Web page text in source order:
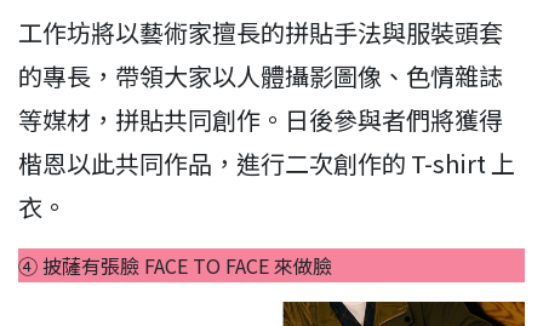
工作坊將以藝術家擅長的拼貼手法與服裝頭套
的專長，帶領大家以人體攝影圖像、色情雜誌
等媒材，拼貼共同創作。日後參與者們將獲得
楷恩以此共同作品，進行二次創作的 T-shirt 上
衣。
④ 披薩有張臉 FACE TO FACE 來做臉